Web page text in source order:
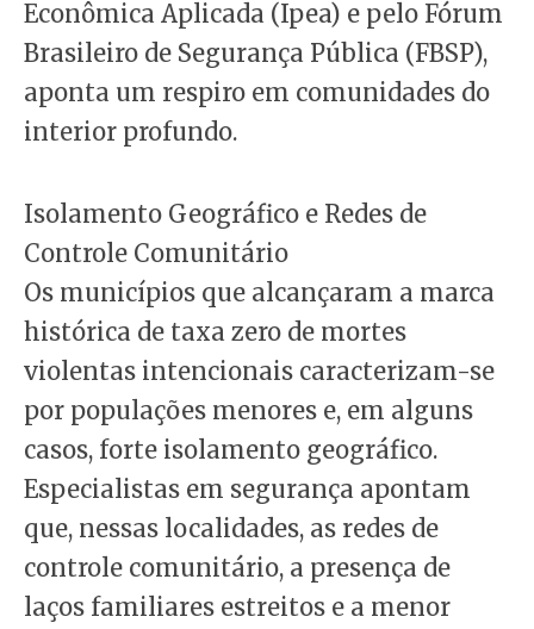
Econômica Aplicada (Ipea) e pelo Fórum
Brasileiro de Segurança Pública (FBSP),
aponta um respiro em comunidades do
interior profundo.
Isolamento Geográfico e Redes de
Controle Comunitário
Os municípios que alcançaram a marca
histórica de taxa zero de mortes
violentas intencionais caracterizam-se
por populações menores e, em alguns
casos, forte isolamento geográfico.
Especialistas em segurança apontam
que, nessas localidades, as redes de
controle comunitário, a presença de
laços familiares estreitos e a menor